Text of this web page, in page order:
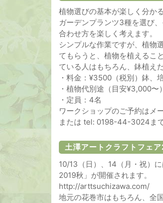
植物選びの基本が楽しく分か
ガーデンプランツ3種を選び
合わせ方を楽しく考えます。
シンプルな作業ですが、植物
てもらうと、植物を植えるこ
ている人はもちろん、鉢植え
・料金：¥3500（税別）鉢、
・植物代別途（目安¥3,000〜）
・定員：4名
ワークショップのご予約は
または tel: 0198-44-3024まで
土澤アートクラフトフェ
10/13（日）、14（月・祝）
2019秋」が開催されます。
http://arttsuchizawa.com/
地元の花巻市はもちろん、全